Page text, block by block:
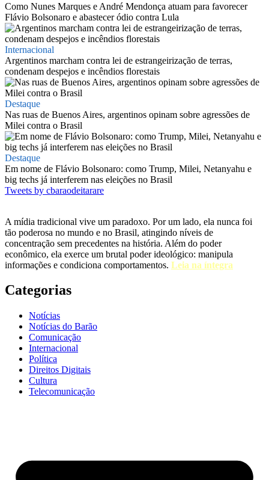
Como Nunes Marques e André Mendonça atuam para favorecer
Flávio Bolsonaro e abastecer ódio contra Lula
Internacional
Argentinos marcham contra lei de estrangeirização de terras,
condenam despejos e incêndios florestais
Destaque
Nas ruas de Buenos Aires, argentinos opinam sobre agressões de
Milei contra o Brasil
Destaque
Em nome de Flávio Bolsonaro: como Trump, Milei, Netanyahu e
big techs já interferem nas eleições no Brasil
Tweets by cbaraodeitarare
A mídia tradicional vive um paradoxo. Por um lado, ela nunca foi
tão poderosa no mundo e no Brasil, atingindo níveis de
concentração sem precedentes na história. Além do poder
econômico, ela exerce um brutal poder ideológico: manipula
informações e condiciona comportamentos. Leia na íntegra
Categorias
Notícias
Notícias do Barão
Comunicação
Internacional
Política
Direitos Digitais
Cultura
Telecomunicação